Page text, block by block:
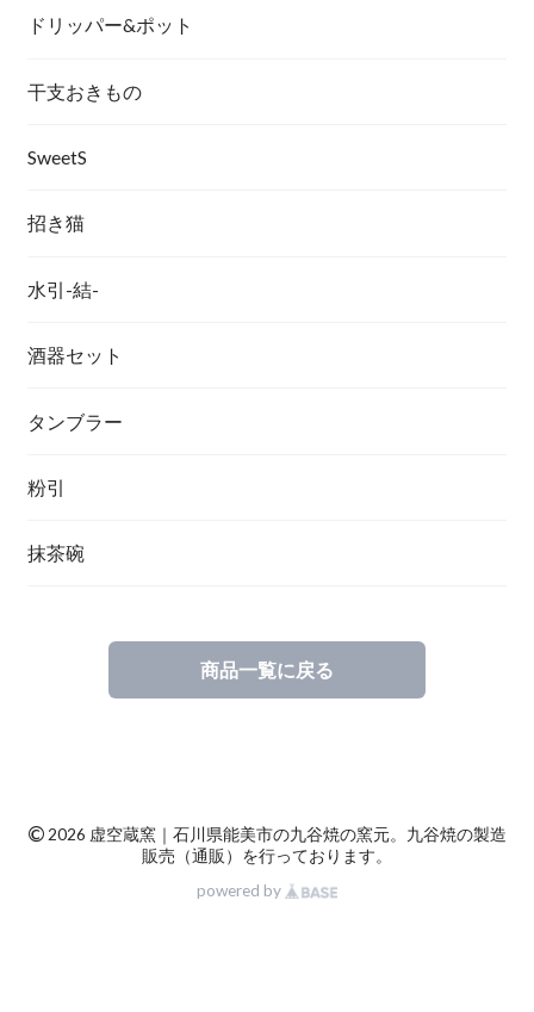
ドリッパー&ポット
干支おきもの
SweetS
招き猫
水引-結-
酒器セット
タンブラー
粉引
抹茶碗
商品一覧に戻る
©2026 虚空蔵窯｜石川県能美市の九谷焼の窯元。九谷焼の製造
販売（通販）を行っております。
powered by